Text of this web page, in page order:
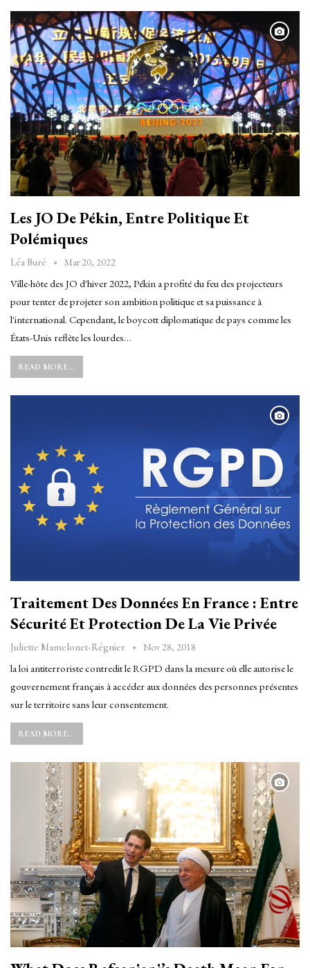
Les JO De Pékin, Entre Politique Et
Polémiques
Léa Buré Mar 20, 2022
Ville-hôte des JO d'hiver 2022, Pékin a profité du feu des projecteurs
pour tenter de projeter son ambition politique et sa puissance à
l'international. Cependant, le boycott diplomatique de pays comme les
États-Unis reflète les lourdes…
READ MORE...
Traitement Des Données En France : Entre
Sécurité Et Protection De La Vie Privée
Juliette Mamelonet-Régnier Nov 28, 2018
la loi antiterroriste contredit le RGPD dans la mesure où elle autorise le
gouvernement français à accéder aux données des personnes présentes
sur le territoire sans leur consentement.
READ MORE...